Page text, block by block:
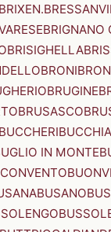
BRIGNANO
BRISIGHELLA
BRONI
BRUGINE
BRUSASCO
BUCCHERI
IN MONTE
BUSANO